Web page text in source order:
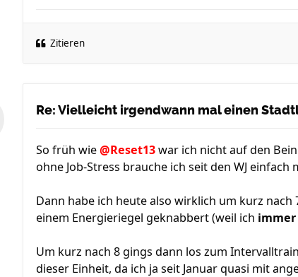
Zitieren
Re: Vielleicht irgendwann mal einen
So früh wie@Reset13war ich nicht auf den
ohne Job-Stress brauche ich seit den WJ einfach
Dann habe ich heute also wirklich um kurz
einem Energieriegel geknabbert (weil ich immer
Um kurz nach 8 gings dann los zum
dieser Einheit, da ich ja seit Januar quasi mit